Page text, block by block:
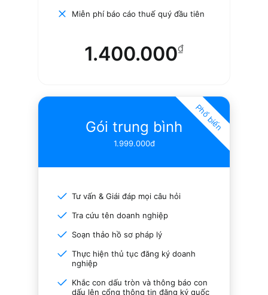
Miễn phí báo cáo thuế quý đầu tiên
₫
1.400.000
Gói trung bình
1.999.000đ
Tư vấn & Giái đáp mọi câu hỏi
Tra cứu tên doanh nghiệp
Soạn thảo hồ sơ pháp lý
Thực hiện thủ tục đăng ký doanh
nghiệp
Khắc con dấu tròn và thông báo con
dấu lên cổng thông tin đăng ký quốc
Phổ biến